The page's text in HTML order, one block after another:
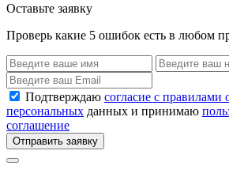
Оставьте заявку
Проверь какие 5 ошибок есть в любом
Подтверждаю согласие с правилами
персональных данных и принимаю
соглашение
Отправить заявку